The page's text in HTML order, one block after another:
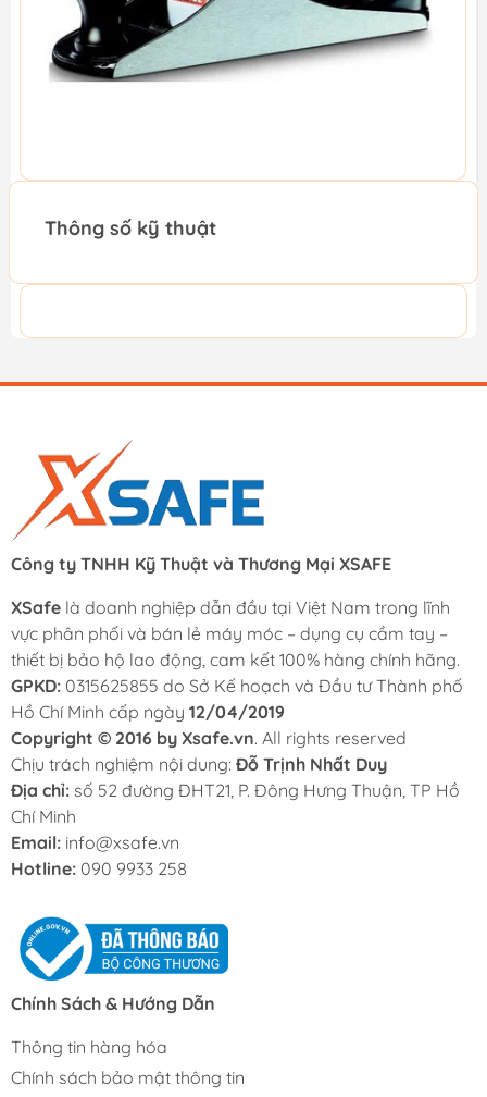
Thông số kỹ thuật
Công ty TNHH Kỹ Thuật và Thương Mại XSAFE
XSafe là doanh nghiệp dẫn đầu tại Việt Nam trong lĩnh
vực phân phối và bán lẻ máy móc – dụng cụ cầm tay –
thiết bị bảo hộ lao động, cam kết 100% hàng chính hãng.
GPKD: 0315625855 do Sở Kế hoạch và Đầu tư Thành phố
Hồ Chí Minh cấp ngày 12/04/2019
Copyright © 2016 by Xsafe.vn. All rights reserved
Chịu trách nghiệm nội dung: Đỗ Trịnh Nhất Duy
Địa chỉ: số 52 đường ĐHT21, P. Đông Hưng Thuận, TP Hồ
Chí Minh
Email: info@xsafe.vn
Hotline: 090 9933 258
Chính Sách & Hướng Dẫn
Thông tin hàng hóa
Chính sách bảo mật thông tin